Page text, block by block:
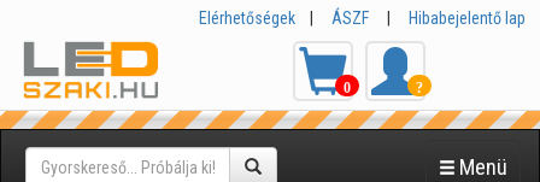
Elérhetőségek ÁSZF Hibabejelentő lap
0 ?
Menü